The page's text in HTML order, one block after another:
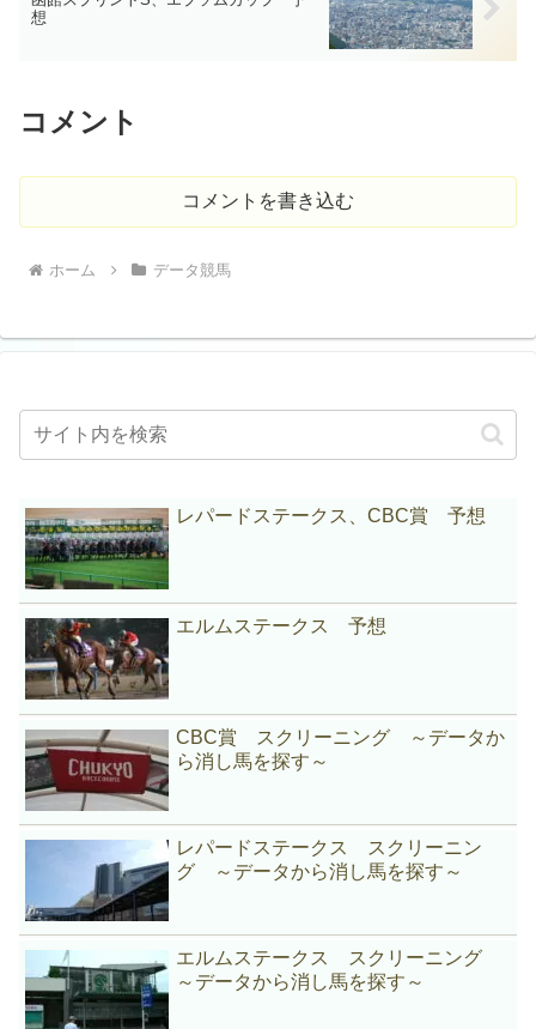
想
コメント
コメントを書き込む
ホーム データ競馬
レパードステークス、CBC賞 予想
エルムステークス 予想
CBC賞 スクリーニング ～データか
ら消し馬を探す～
レパードステークス スクリーニン
グ ～データから消し馬を探す～
エルムステークス スクリーニング
～データから消し馬を探す～